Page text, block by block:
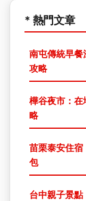
* 熱門文章
南屯傳統早
攻略
樺谷夜市：
略
苗栗泰安住宿
包
台中親子景